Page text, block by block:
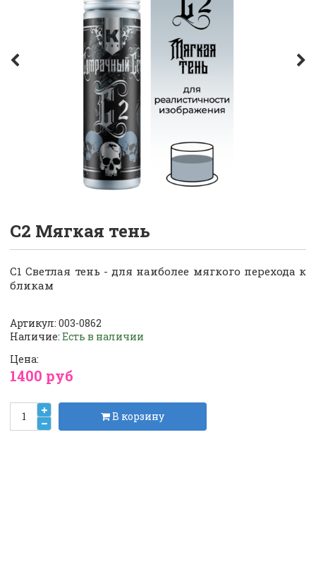
С2 Мягкая тень
С1 Светлая тень - для наиболее мягкого перехода к
бликам
Артикул: 003-0862
Наличие: Есть в наличии
Цена:
1400 руб
В корзину